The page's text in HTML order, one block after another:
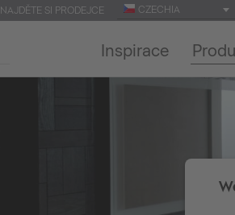
NAJDĚTE SI PRODEJCE CZECHIA
Inspirace